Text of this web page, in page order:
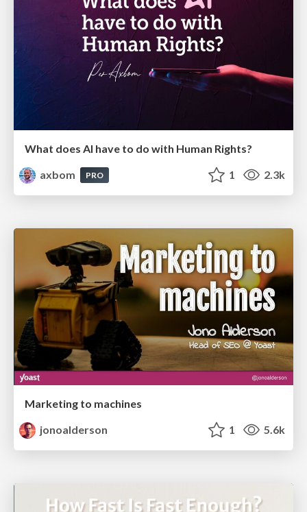
What does AI have to do with Human Rights?
axbom
PRO 1 2.3k
Marketing to machines
jonoalderson
1 5.6k